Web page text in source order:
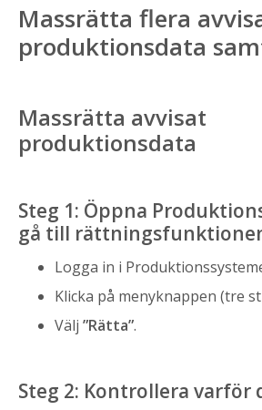
Massrätta flera
produktionsdata
Massrätta avvisat
produktionsdata
Steg 1: Öppna
gå till
Logga in i
Klicka på menyknappen (tre
Välj ”Rätta”.
Steg 2: Kontrollera varför